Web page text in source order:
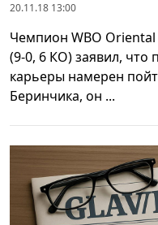
20.11.18 13:00
Чемпион WBO
(9-0, 6 КО) заявил, что
карьеры намерен
Беринчика, он ...